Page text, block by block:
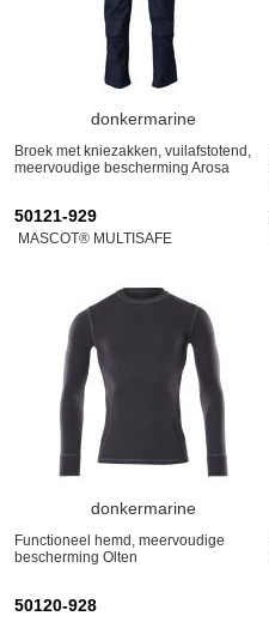
donkermarine
Broek met kniezakken, vuilafstotend,
meervoudige bescherming Arosa
50121-929
MASCOT® MULTISAFE
donkermarine
Functioneel hemd, meervoudige
bescherming Olten
50120-928